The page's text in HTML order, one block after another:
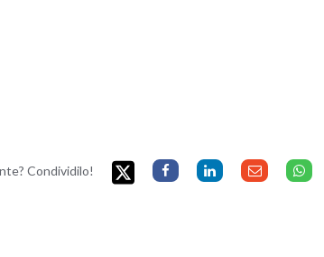
Condividilo!